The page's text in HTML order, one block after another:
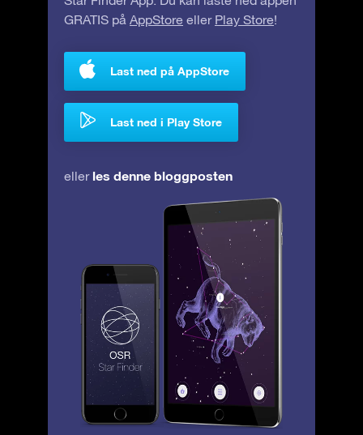
GRATIS på AppStore eller Play Store!
Last ned på AppStore
Last ned i Play Store
eller les denne bloggposten